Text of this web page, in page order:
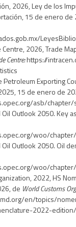
2026, Ley de los
15 de enero de
2026, Trade
Centre:https://
Exporting
15 de enero de
asb/
Oil Outlook 2050. Key
woo/
Oil Outlook 2050. Oil
woo/
2022, HS
de World Customs
en/topics/
2022-